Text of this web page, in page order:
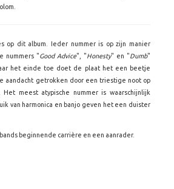
op dit album. Ieder nummer is op zijn manier
nummers "Good Advice", "Honesty" en "Dumb"
het einde toe doet de plaat het een beetje
aandacht getrokken door een triestige noot op
Het meest atypische nummer is waarschijnlijk
van harmonica en banjo geven het een duister
beginnende carrière en een aanrader.